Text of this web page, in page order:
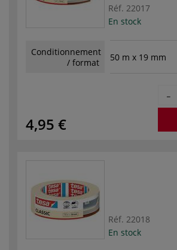
Réf. 22017
En stock
Conditionnement
/ format
50 m x 19 mm
4,95 €
-
Réf. 22018
En stock